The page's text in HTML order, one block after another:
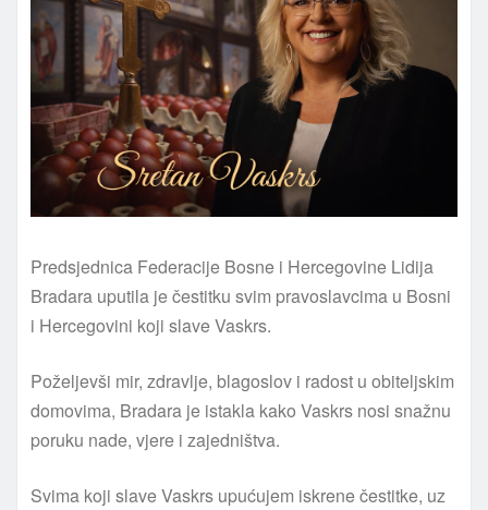
Predsjednica Federacije Bosne i Hercegovine Lidija
Bradara uputila je čestitku svim pravoslavcima u Bosni
i Hercegovini koji slave Vaskrs.
Poželjevši mir, zdravlje, blagoslov i radost u obiteljskim
domovima, Bradara je istakla kako Vaskrs nosi snažnu
poruku nade, vjere i zajedništva.
Svima koji slave Vaskrs upućujem iskrene čestitke, uz